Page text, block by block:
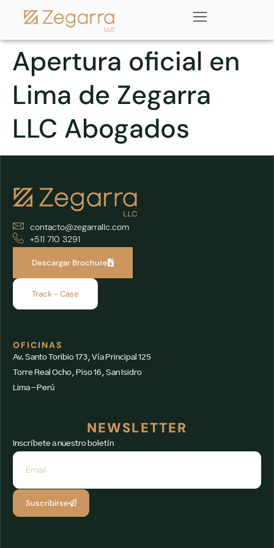
Apertura oficial en
Lima de Zegarra
LLC Abogados
contacto@zegarrallc.com
+511 710 3291
Descargar Brochure
Track - Case
OFICINAS
Av. Santo Toribio 173, Vía Principal 125
Torre Real Ocho, Piso 16, San Isidro
Lima – Perú
NEWSLETTER
Inscríbete a nuestro boletín
Suscribirse